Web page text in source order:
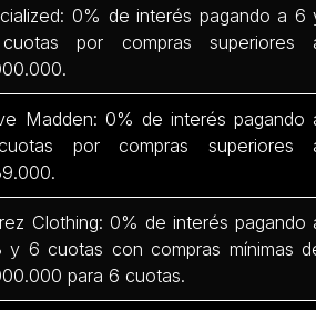
0% de interés pagando a 6
por compras superiores
Madden: 0% de interés pagando
por compras superiores
Clothing: 0% de interés pagando
y 6 cuotas con compras mínimas
para 6 cuotas.